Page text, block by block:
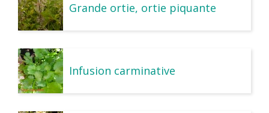
Grande ortie, ortie piquante
Infusion carminative